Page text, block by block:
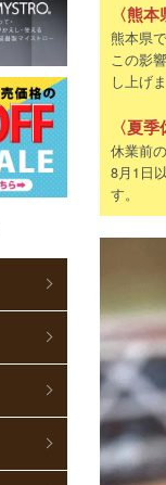
〈熊
熊本県
この影
し上げ
〈夏
休業前
8月1日
す。